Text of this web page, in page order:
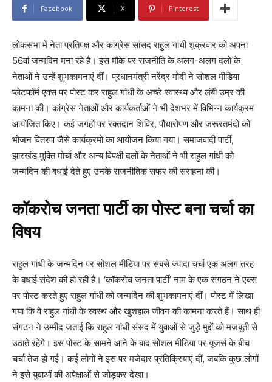
Facebook X Pinterest
लोकसभा में नेता प्रतिपक्ष और कांग्रेस सांसद राहुल गांधी शुक्रवार को अपना
56वां जन्मदिन मना रहे हैं। इस मौके पर राजनीति के अलग-अलग दलों के
नेताओं ने उन्हें शुभकामनाएं दीं। प्रधानमंत्री नरेंद्र मोदी ने सोशल मीडिया
प्लेटफॉर्म एक्स पर पोस्ट कर राहुल गांधी के अच्छे स्वास्थ्य और लंबी उम्र की
कामना की। कांग्रेस नेताओं और कार्यकर्ताओं ने भी देशभर में विभिन्न कार्यक्रम
आयोजित किए। कई जगहों पर रक्तदान शिविर, पौधारोपण और जरूरतमंदों को
भोजन वितरण जैसे कार्यक्रमों का आयोजन किया गया। समाजवादी पार्टी,
झारखंड मुक्ति मोर्चा और अन्य विपक्षी दलों के नेताओं ने भी राहुल गांधी को
जन्मदिन की बधाई देते हुए उनके राजनीतिक सफर की सराहना की।
कॉकरोच जनता पार्टी का पोस्ट बना चर्चा का
विषय
राहुल गांधी के जन्मदिन पर सोशल मीडिया पर सबसे ज्यादा चर्चा एक अलग तरह
के बधाई संदेश की हो रही है। ‘कॉकरोच जनता पार्टी’ नाम के एक संगठन ने एक्स
पर पोस्ट करते हुए राहुल गांधी को जन्मदिन की शुभकामनाएं दीं। पोस्ट में लिखा
गया कि वे राहुल गांधी के स्वस्थ और खुशहाल जीवन की कामना करते हैं। साथ ही
संगठन ने उम्मीद जताई कि राहुल गांधी संसद में युवाओं से जुड़े मुद्दों को मजबूती से
उठाते रहेंगे। इस पोस्ट के सामने आने के बाद सोशल मीडिया पर यूजर्स के बीच
चर्चा तेज हो गई। कई लोगों ने इस पर मजेदार प्रतिक्रियाएं दीं, जबकि कुछ लोगों
ने इसे युवाओं की अपेक्षाओं से जोड़कर देखा।